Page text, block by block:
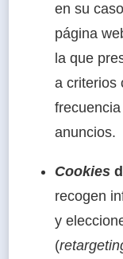
en su
página
la que
a criterios
anuncios.
Cookies
recogen
y
(